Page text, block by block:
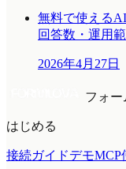
無料で使える
回答数・運用
2026年4月27日
フォー
はじめる
接続ガイドデモMCP